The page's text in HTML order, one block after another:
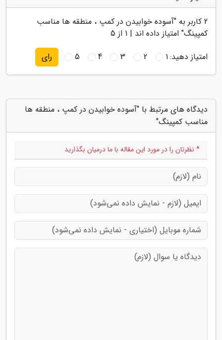
2 کاربر به "آسوده خوابیدن در کمپ ، منطقه ها مناسب
کمپینگ" امتیاز داده اند | 1 از 5
امتیاز دهید:1
2
3
4
5 رای
دیدگاه های مرتبط با "آسوده خوابیدن در کمپ ، منطقه ها
مناسب کمپینگ"
* نظرتان را در مورد این مقاله با ما درمیان بگذارید